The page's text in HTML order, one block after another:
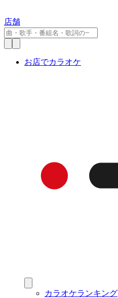
店舗
お店でカラオケ
カラオケランキング